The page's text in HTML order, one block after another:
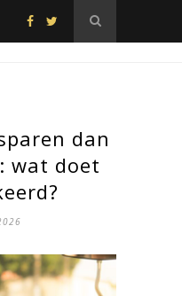
dan
wat doet